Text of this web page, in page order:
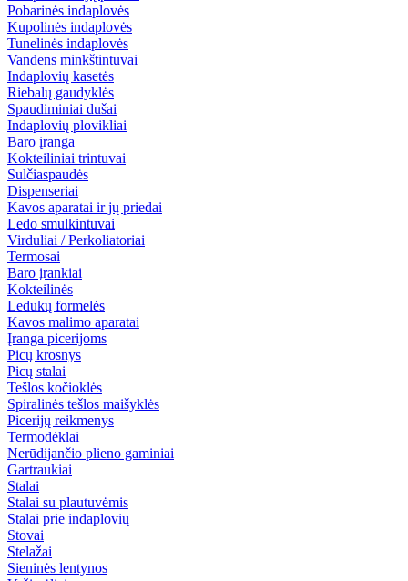
Pobarinės indaplovės
Kupolinės indaplovės
Tunelinės indaplovės
Vandens minkštintuvai
Indaplovių kasetės
Riebalų gaudyklės
Spaudiminiai dušai
Indaplovių plovikliai
Baro įranga
Kokteiliniai trintuvai
Sulčiaspaudės
Dispenseriai
Kavos aparatai ir jų priedai
Ledo smulkintuvai
Virduliai / Perkoliatoriai
Termosai
Baro įrankiai
Kokteilinės
Ledukų formelės
Kavos malimo aparatai
Įranga picerijoms
Picų krosnys
Picų stalai
Tešlos kočioklės
Spiralinės tešlos maišyklės
Picerijų reikmenys
Termodėklai
Nerūdijančio plieno gaminiai
Gartraukiai
Stalai
Stalai su plautuvėmis
Stalai prie indaplovių
Stovai
Stelažai
Sieninės lentynos